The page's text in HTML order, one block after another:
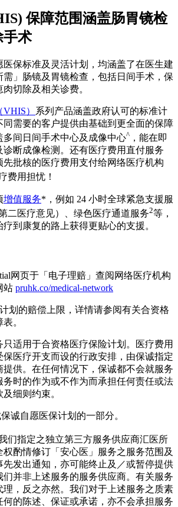
保障范围涵盖肠胃镜检
手术
保标准及灵活计划，均涵盖了在医生建
」肠镜及胃镜检查，包括日间手术，保
切除及相关诊费。
） 系列产品涵盖政府认可的标准计
同需要的客户提供由基础到更全面的保障
多间日间手术中心及成像中心^ ，能在即
诊断成像检测。还有医疗费用直付服务
批核的医疗费用支付给网络医疗机构
费用担忧！
增值服务*，例如 24 小时全球紧急支援服
第二医疗意见）、绿色医疗通道服务2等，
到康复的路上获得更贴心的支援。
网页于「电子理赔」查阅网络医疗机构
站 pruhk.co/medical-network
划的赔偿上限，详情请参阅有关合资格
。
适用于合资格医疗保险计划。医疗费用
医疗开支而设的行政安排，由保诚指定
提供。在任何情况下，保诚都不会就服务
务时的作为或不作为而承担任何责任或法
细则约束。
诚自愿医保计划的一部分。
们指定之独立第三方服务供应商汇医所
酌情修订「安心医」服务之服务范围及
先发出通知，亦可能终止及／或暂停提供
们并非上述服务的服务供应商。有关服务
理，反之亦然。我们对于上述服务之质素
何的陈述、保证或承诺，亦不会承担服务